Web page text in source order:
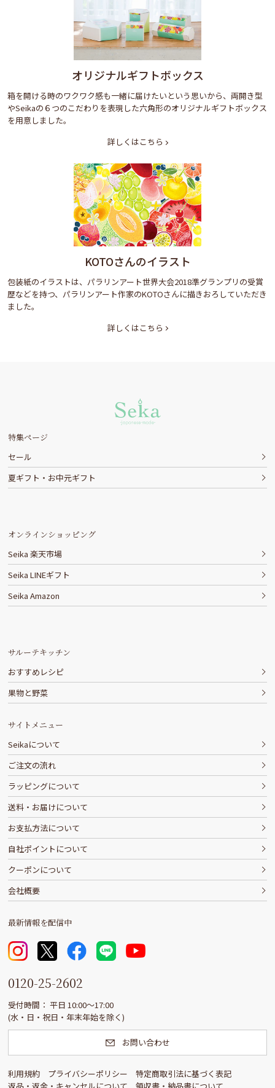
オリジナルギフトボックス
箱を開ける時のワクワク感も一緒に届けたいという思いから、両開き型
やSeikaの６つのこだわりを表現した六角形のオリジナルギフトボックス
を用意しました。
詳しくはこちら
KOTOさんのイラスト
包装紙のイラストは、パラリンアート世界大会2018準グランプリの受賞
歴などを持つ、パラリンアート作家のKOTOさんに描きおろしていただき
ました。
詳しくはこちら
特集ページ
セール
夏ギフト・お中元ギフト
オンラインショッピング
Seika 楽天市場
Seika LINEギフト
Seika Amazon
サルーテキッチン
おすすめレシピ
果物と野菜
サイトメニュー
Seikaについて
ご注文の流れ
ラッピングについて
送料・お届けについて
お支払方法について
自社ポイントについて
クーポンについて
会社概要
最新情報を配信中
0120-25-2602
受付時間： 平日 10:00〜17:00
(水・日・祝日・年末年始を除く)
お問い合わせ
利用規約 プライバシーポリシー
特定商取引法に基づく表記